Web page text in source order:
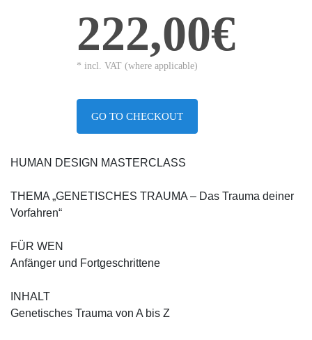
222,00€
* incl. VAT (where applicable)
GO TO CHECKOUT
HUMAN DESIGN MASTERCLASS
THEMA „GENETISCHES TRAUMA – Das Trauma deiner
Vorfahren“
FÜR WEN
Anfänger und Fortgeschrittene
INHALT
Genetisches Trauma von A bis Z